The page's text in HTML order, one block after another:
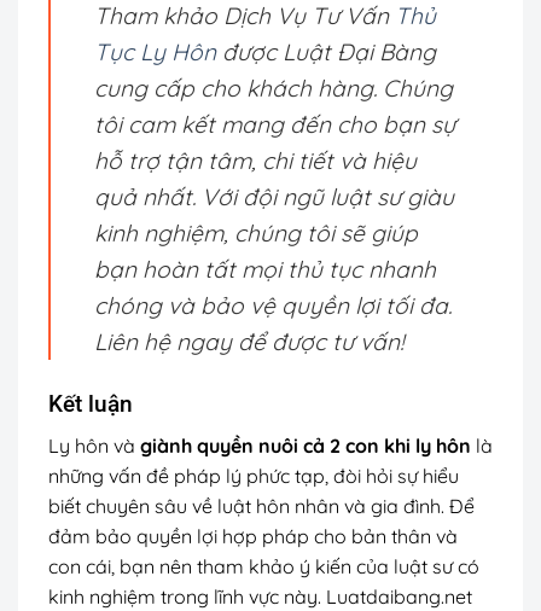
Tham khảo Dịch Vụ Tư Vấn Thủ
Tục Ly Hônđược Luật Đại Bàng
cung cấp cho khách hàng. Chúng
tôi cam kết mang đến cho bạn sự
hỗ trợ tận tâm, chi tiết và hiệu
quả nhất. Với đội ngũ luật sư giàu
kinh nghiệm, chúng tôi sẽ giúp
bạn hoàn tất mọi thủ tục nhanh
chóng và bảo vệ quyền lợi tối đa.
Liên hệ ngay để được tư vấn!
Kết luận
Ly hôn và giành quyền nuôi cả 2 con khi ly hôn là
những vấn đề pháp lý phức tạp, đòi hỏi sự hiểu
biết chuyên sâu về luật hôn nhân và gia đình. Để
đảm bảo quyền lợi hợp pháp cho bản thân và
con cái, bạn nên tham khảo ý kiến của luật sư có
kinh nghiệm trong lĩnh vực này. Luatdaibang.net